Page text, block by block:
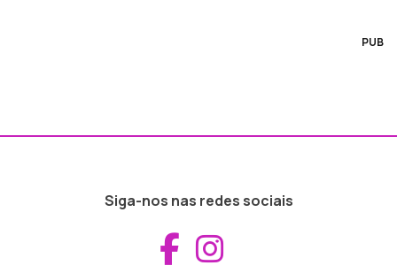
PUB
Siga-nos nas redes sociais
Aceder ao